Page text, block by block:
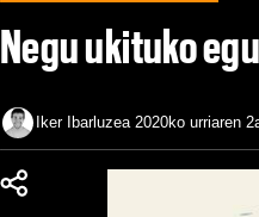
Negu ukituko
Iker Ibarluzea 2020ko urriaren